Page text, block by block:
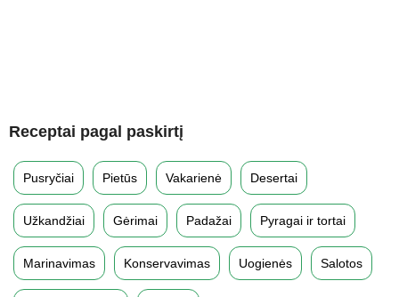
Receptai pagal paskirtį
Pusryčiai Pietūs Vakarienė Desertai
Užkandžiai Gėrimai Padažai Pyragai ir tortai
Marinavimas Konservavimas Uogienės Salotos